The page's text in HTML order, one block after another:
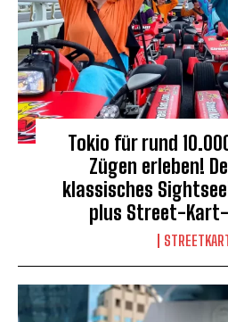
Tokio für rund
Zügen erleben!
klassisches
plus Street-